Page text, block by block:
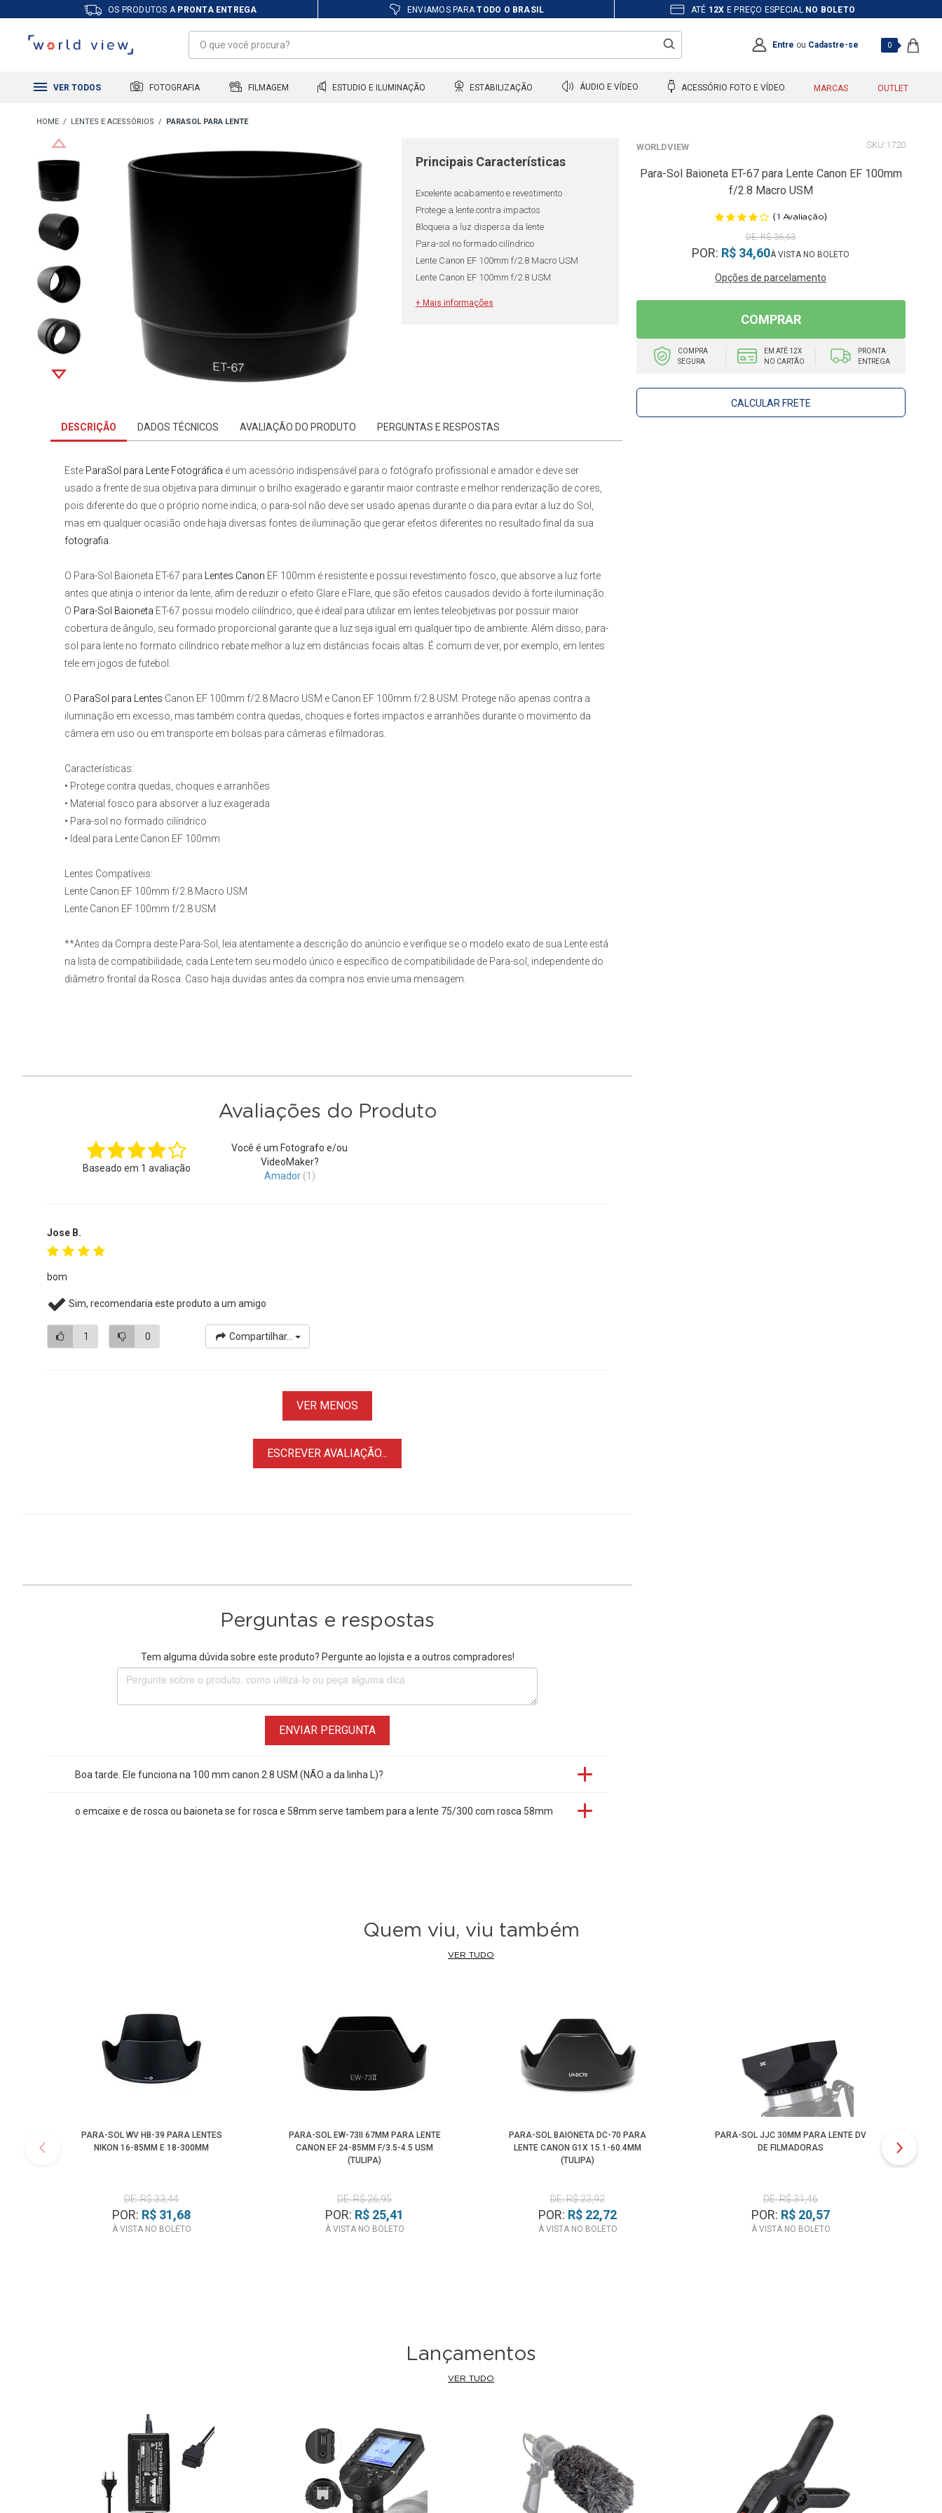
OS PRODUTOS A PRONTA ENTREGA ENVIAMOS PARATODO O BRASIL ATÉ 12X E PREÇO ESPECIAL NO BOLETO
Entre ou Cadastre-se 0
VER TODOS FOTOGRAFIA FILMAGEM ESTUDIO E ILUMINAÇÃO ESTABILIZAÇÃO ÁUDIO E VÍDEO ACESSÓRIO FOTO E VÍDEO MARCAS OUTLET
LENTES E ACESSÓRIOS PARASOL PARA LENTE
Principais Características
Excelente acabamento e revestimento
Protege a lente contra impactos
Bloqueia a luz dispersa da lente
Para-sol no formado cilíndrico
Lente Canon EF 100mm f/2.8 Macro USM
Lente Canon EF 100mm f/2.8 USM
+ Mais informações
WORLDVIEW 1720
Para-Sol Baioneta ET-67 para Lente Canon EF 100mm
f/2.8 Macro USM
(1 Avaliação)
R$ 36,63
POR: R$ 34,60
Opções de parcelamento
COMPRAR
COMPRA
SEGURA
EM ATÉ 12X
NO CARTÃO
PRONTA
ENTREGA
CALCULAR FRETE
DESCRIÇÃO DADOS TÉCNICOS AVALIAÇÃO DO PRODUTO PERGUNTAS E RESPOSTAS
Este ParaSol para Lente Fotográfica é um acessório indispensável para o fotógrafo profissional e amador e deve ser
usado a frente de sua objetiva para diminuir o brilho exagerado e garantir maior contraste e melhor renderização de cores,
pois diferente do que o próprio nome indica, o para-sol não deve ser usado apenas durante o dia para evitar a luz do Sol,
mas em qualquer ocasião onde haja diversas fontes de iluminação que gerar efeitos diferentes no resultado final da sua
fotografia
O Para-Sol Baioneta ET-67 para Lentes Canon EF 100mm é resistente e possui revestimento fosco, que absorve a luz forte
antes que atinja o interior da lente, afim de reduzir o efeito Glare e Flare, que são efeitos causados devido à forte iluminação.
O Para-Sol Baioneta ET-67 possui modelo cilíndrico, que é ideal para utilizar em lentes teleobjetivas por possuir maior
cobertura de ângulo, seu formado proporcional garante que a luz seja igual em qualquer tipo de ambiente. Além disso, para-
sol para lente no formato cilíndrico rebate melhor a luz em distâncias focais altas. É comum de ver, por exemplo, em lentes
tele em jogos de futebol.
O ParaSol para Lentes Canon EF 100mm f/2.8 Macro USM e Canon EF 100mm f/2.8 USM. Protege não apenas contra a
iluminação em excesso, mas também contra quedas, choques e fortes impactos e arranhões durante o movimento da
câmera em uso ou em transporte em bolsas para câmeras e filmadoras.
Características:
• Protege contra quedas, choques e arranhões
• Material fosco para absorver a luz exagerada
• Para-sol no formado cilíndrico
• Ideal para Lente Canon EF 100mm
Lentes Compatíveis:
Lente Canon EF 100mm f/2.8 Macro USM
Lente Canon EF 100mm f/2.8 USM
**Antes da Compra deste Para-Sol, leia atentamente a descrição do anúncio e verifique se o modelo exato de sua Lente está
na lista de compatibilidade, cada Lente tem seu modelo único e específico de compatibilidade de Para-sol, independente do
diâmetro frontal da Rosca. Caso haja duvidas antes da compra nos envie uma mensagem.
Avaliações do Produto
Baseado em 1 avaliação
Você é um Fotografo e/ou
VideoMaker?
Amador (1)
Jose B.
bom
Sim, recomendaria este produto a um amigo
1 0 Compartilhar...
VER MENOS
ESCREVER AVALIAÇÃO...
Perguntas e respostas
Tem alguma dúvida sobre este produto? Pergunte ao lojista e a outros compradores!
ENVIAR PERGUNTA
Boa tarde. Ele funciona na 100 mm canon 2.8 USM (NÃO a da linha L)?
o emcaixe e de rosca ou baioneta se for rosca e 58mm serve tambem para a lente 75/300 com rosca 58mm
Quem viu, viu também
VER TUDO
PARA-SOL WV HB-39 PARA LENTES
NIKON 16-85MM E 18-300MM
DE: R$ 33,44
POR: R$ 31,68
À VISTA NO BOLETO
PARA-SOL EW-73II 67MM PARA LENTE
CANON EF 24-85MM F/3.5-4.5 USM
(TULIPA)
DE: R$ 26,95
POR: R$ 25,41
À VISTA NO BOLETO
PARA-SOL BAIONETA DC-70 PARA
LENTE CANON G1X 15.1-60.4MM
(TULIPA)
DE: R$ 23,92
POR: R$ 22,72
À VISTA NO BOLETO
PARA-SOL JJC 30MM PARA LENTE DV
DE FILMADORAS
DE: R$ 31,46
POR: R$ 20,57
À VISTA NO BOLETO
Lançamentos
VER TUDO